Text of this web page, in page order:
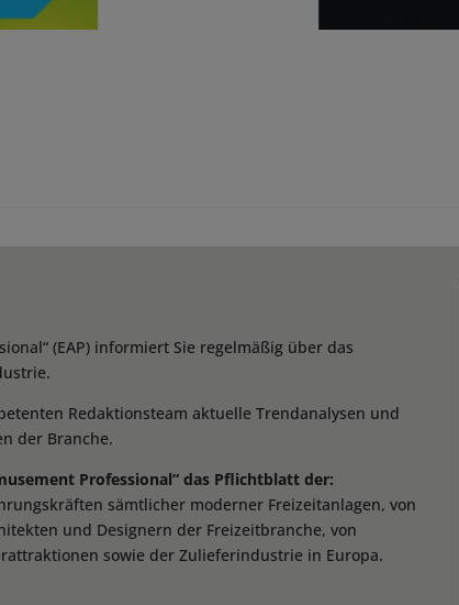
(EAP) informiert Sie regelmäßig über das
Redaktionsteam aktuelle Trendanalysen und
der Branche.
Professional“ das Pflichtblatt der:
sämtlicher moderner Freizeitanlagen, von
und Designern der Freizeitbranche, von
sowie der Zulieferindustrie in Europa.